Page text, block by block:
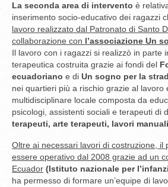
La seconda area di intervento è
inserimento socio-educativo dei ragazzi
lavoro realizzato dal Patronato di Santo
collaborazione con l’associazione Un
Il lavoro con i ragazzi si realizzò in parte
terapeutica costruita grazie ai fondi del
ecuadoriano e di Un sogno per la
nei quartieri più a rischio grazie al lavoro
multidisciplinare locale composta da
psicologi, assistenti sociali e terapeuti di
terapeuti, arte terapeuti, lavori
Oltre ai necessari lavori di costruzione, il
essere operativo dal 2008 grazie ad un
Ecuador (Istituto nazionale per
ha permesso di formare un’equipe di